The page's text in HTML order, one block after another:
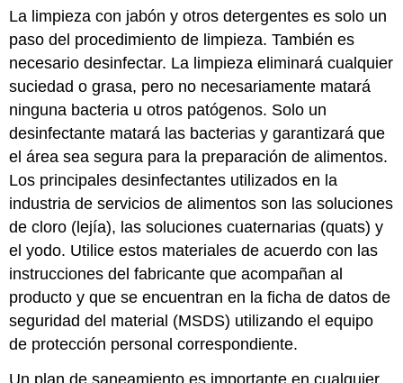
Importancia
de
la
higiene
personal
Lavado
de
manos
La limpieza con jabón y otros detergentes es solo un
paso del procedimiento de limpieza. También es
necesario desinfectar. La limpieza eliminará cualquier
suciedad o grasa, pero no necesariamente matará
ninguna bacteria u otros patógenos. Solo un
desinfectante matará las bacterias y garantizará que
el área sea segura para la preparación de alimentos.
Los principales desinfectantes utilizados en la
industria de servicios de alimentos son las soluciones
de cloro (lejía), las soluciones cuaternarias (quats) y
el yodo. Utilice estos materiales de acuerdo con las
instrucciones del fabricante que acompañan al
producto y que se encuentran en la ficha de datos de
seguridad del material (MSDS) utilizando el equipo
de protección personal correspondiente.
Un plan de saneamiento es importante en cualquier